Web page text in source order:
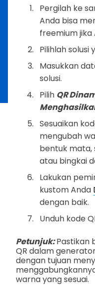
Pergilah ke
Anda bisa
freemium jika
Pilihlah solusi
Masukkan
solusi.
Pilih QR
Sesuaikan
mengubah
bentuk mata,
atau bingkai
Lakukan
kustom Anda
dengan baik.
Unduh kode
Petunjuk:Pastikan
QR dalam
dengan tujuan
warna yang sesuai.